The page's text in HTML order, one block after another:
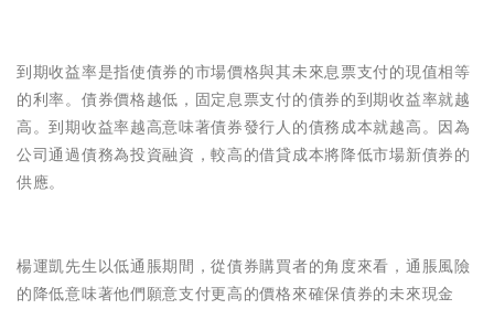
到期收益率是指使債券的市場價格與其未來息票支付的現值相等
的利率。債券價格越低，固定息票支付的債券的到期收益率就越
高。到期收益率越高意味著債券發行人的債務成本就越高。因為
公司通過債務為投資融資，較高的借貸成本將降低市場新債券的
供應。
楊運凱先生以低通脹期間，從債券購買者的角度來看，通脹風險
的降低意味著他們願意支付更高的價格來確保債券的未來現金